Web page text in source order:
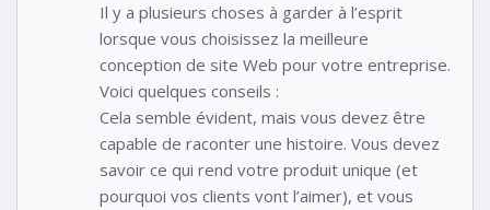
Il y a plusieurs choses à garder à l’esprit
lorsque vous choisissez la meilleure
conception de site Web pour votre entreprise.
Voici quelques conseils :
Cela semble évident, mais vous devez être
capable de raconter une histoire. Vous devez
savoir ce qui rend votre produit unique (et
pourquoi vos clients vont l’aimer), et vous